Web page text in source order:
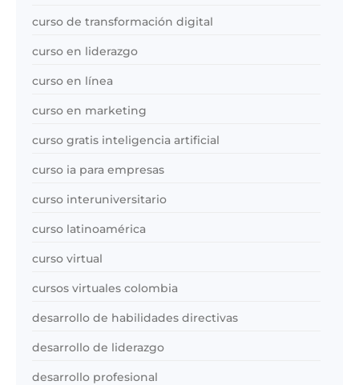
curso de transformación digital
curso en liderazgo
curso en línea
curso en marketing
curso gratis inteligencia artificial
curso ia para empresas
curso interuniversitario
curso latinoamérica
curso virtual
cursos virtuales colombia
desarrollo de habilidades directivas
desarrollo de liderazgo
desarrollo profesional